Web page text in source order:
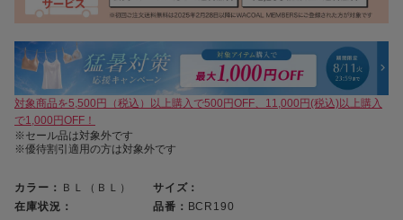
対象商品を5,500円（税込）以上購入で500円OFF、11,000円(税込)以上購入
で1,000円OFF！
※セール品は対象外です
※優待割引適用の方は対象外です
カラー： ＢＬ（ＢＬ）
サイズ：
在庫状況：
品番： BCR190